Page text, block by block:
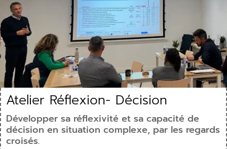
Atelier Réflexion- Décision
Développer sa réflexivité et sa capacité de
décision en situation complexe, par les regards
croisés.